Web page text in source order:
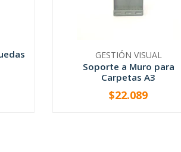
GESTIÓN VISUAL
Soporte a Muro para
Carpetas A3
+
$22.089